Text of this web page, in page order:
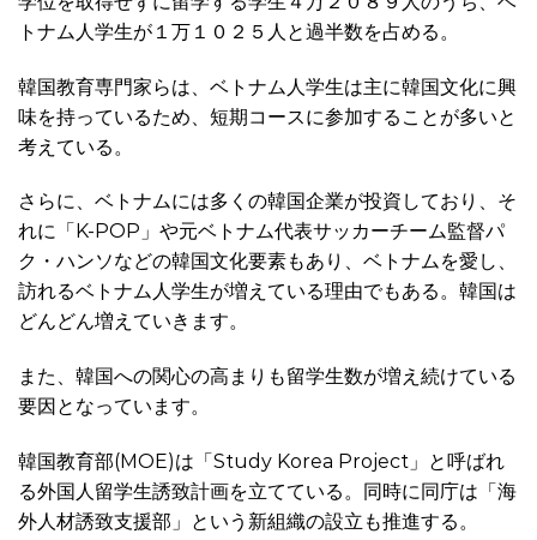
トナム人学生が１万１０２５人と過半数を占める。
韓国教育専門家らは、ベトナム人学生は主に韓国文化に興
味を持っているため、短期コースに参加することが多いと
考えている。
さらに、ベトナムには多くの韓国企業が投資しており、そ
れに「K-POP」や元ベトナム代表サッカーチーム監督パ
ク・ハンソなどの韓国文化要素もあり、ベトナムを愛し、
訪れるベトナム人学生が増えている理由でもある。韓国は
どんどん増えていきます。
また、韓国への関心の高まりも留学生数が増え続けている
要因となっています。
韓国教育部(MOE)は「Study Korea Project」と呼ばれ
る外国人留学生誘致計画を立てている。同時に同庁は「海
外人材誘致支援部」という新組織の設立も推進する。